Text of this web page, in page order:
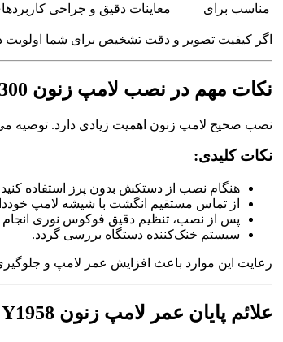
مناسب برای
معاینات دقیق و جراحی
اگر کیفیت تصویر و دقت تشخیص برای شما
نکات مهم در نصب لامپ زنون 300 وات
نصب صحیح لامپ زنون اهمیت زیادی دارد. توصیه
نکات کلیدی:
هنگام نصب از دستکش بدون پرز استفاده
از تماس مستقیم انگشت با شیشه لامپ
پس از نصب، تنظیم دقیق فوکوس نوری
سیستم خنک‌کننده دستگاه بررسی گردد.
رعایت این موارد باعث افزایش عمر لامپ و
علائم پایان عمر لامپ زنون Y1958